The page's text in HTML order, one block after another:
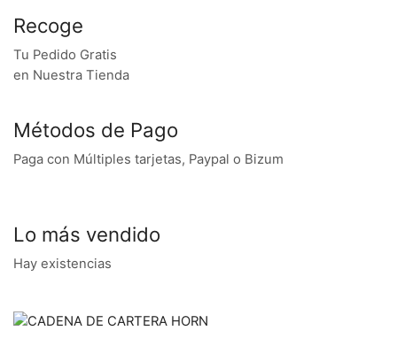
Recoge
Tu Pedido Gratis
en Nuestra Tienda
Métodos de Pago
Paga con Múltiples tarjetas, Paypal o Bizum
Lo más vendido
Hay existencias